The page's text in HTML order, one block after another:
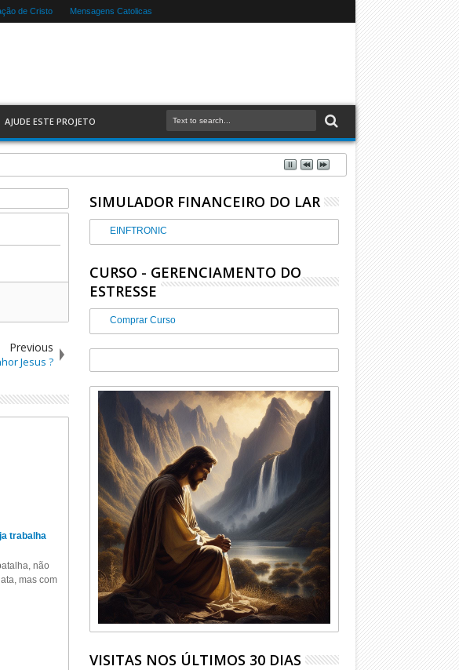
de Cristo Mensagens Catolicas
AJUDE ESTE PROJETO
Previous
Jesus ?
trabalha
não
mas com
SIMULADOR FINANCEIRO DO LAR
EINFTRONIC
CURSO - GERENCIAMENTO DO
ESTRESSE
Comprar Curso
VISITAS NOS ÚLTIMOS 30 DIAS